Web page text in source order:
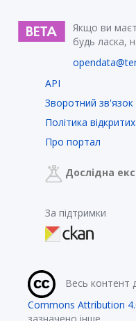
Якщо ви
будь ласка,
API
Зворотний зв'язок
Політика
Про портал
Дослідна
За підтримки
Весь контент
Commons Attribution